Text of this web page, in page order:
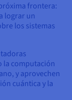
frontera:
lograr un
los sistemas
la computación
y aprovechen
cuántica y la